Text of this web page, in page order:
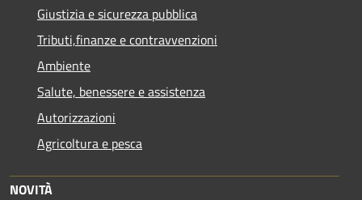
Giustizia e sicurezza pubblica
Tributi,finanze e contravvenzioni
Ambiente
Salute, benessere e assistenza
Autorizzazioni
Agricoltura e pesca
NOVITÀ